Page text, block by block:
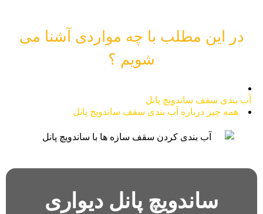
در این مطلب با چه مواردی آشنا می
شویم ؟
آب بندی سقف ساندویچ پانل
همه چیز درباره آب بندی سقف ساندویچ پانل
ساندویچ پانل دیواری